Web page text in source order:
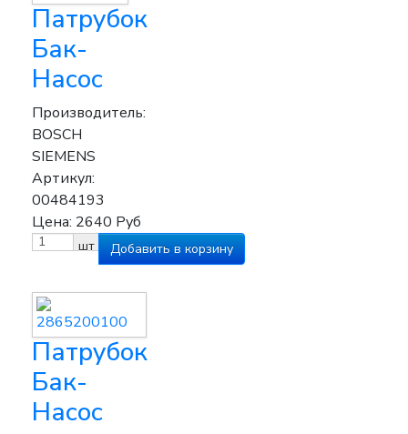
Патрубок
Бак-
Насос
Производитель:
BOSCH
SIEMENS
Артикул:
00484193
Цена: 2640 Руб
шт
Патрубок
Бак-
Насос